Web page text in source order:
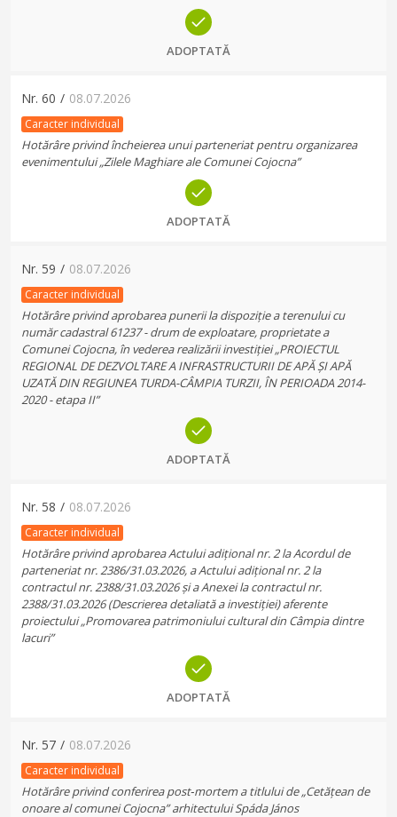
ADOPTATĂ
Nr. 60 / 08.07.2026
Caracter individual
Hotărâre privind încheierea unui parteneriat pentru organizarea
evenimentului „Zilele Maghiare ale Comunei Cojocna”
ADOPTATĂ
Nr. 59 / 08.07.2026
Caracter individual
Hotărâre privind aprobarea punerii la dispoziție a terenului cu
număr cadastral 61237 - drum de exploatare, proprietate a
Comunei Cojocna, în vederea realizării investiției „PROIECTUL
REGIONAL DE DEZVOLTARE A INFRASTRUCTURII DE APĂ ȘI APĂ
UZATĂ DIN REGIUNEA TURDA-CÂMPIA TURZII, ÎN PERIOADA 2014-
2020 - etapa II”
ADOPTATĂ
Nr. 58 / 08.07.2026
Caracter individual
Hotărâre privind aprobarea Actului adițional nr. 2 la Acordul de
parteneriat nr. 2386/31.03.2026, a Actului adițional nr. 2 la
contractul nr. 2388/31.03.2026 și a Anexei la contractul nr.
2388/31.03.2026 (Descrierea detaliată a investiției) aferente
proiectului „Promovarea patrimoniului cultural din Câmpia dintre
lacuri”
ADOPTATĂ
Nr. 57 / 08.07.2026
Caracter individual
Hotărâre privind conferirea post‑mortem a titlului de „Cetățean de
onoare al comunei Cojocna” arhitectului Spáda János